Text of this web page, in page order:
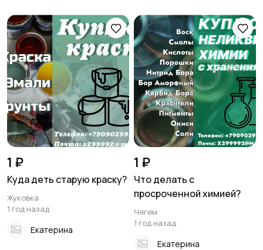
1 ₽
Куда деть старую краску?
Жуковка
1 год назад
Екатерина
1 ₽
Что делать с
просроченной химией?
Чегем
1 год назад
Екатерина